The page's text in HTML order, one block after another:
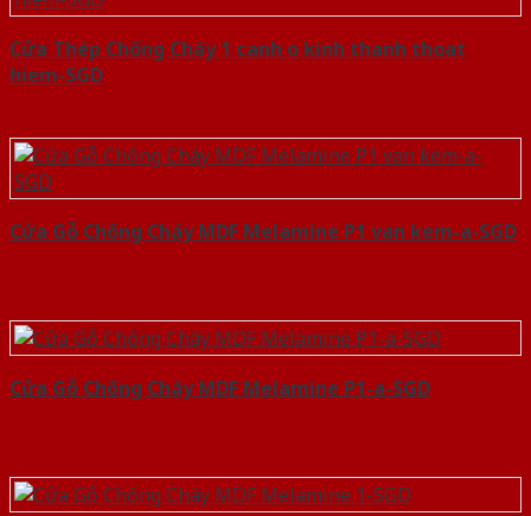
Cửa Thép Chống Cháy 1 canh o kinh thanh thoat
hiem-SGD
Cửa Gỗ Chống Cháy MDF Melamine P1 van kem-a-SGD
Cửa Gỗ Chống Cháy MDF Melamine P1-a-SGD